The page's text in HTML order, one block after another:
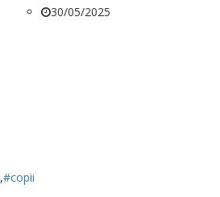
30/05/2025
,#copii